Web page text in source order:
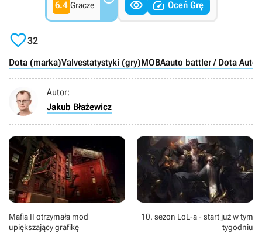
6.4 Gracze   Oceń Grę
32
Dota (marka)Valvestatystyki (gry)MOBAauto battler / Dota Auto
Autor:
Jakub Błażewicz
Mafia II otrzymała mod
upiększający grafikę
10. sezon LoL-a - start już w tym
tygodniu